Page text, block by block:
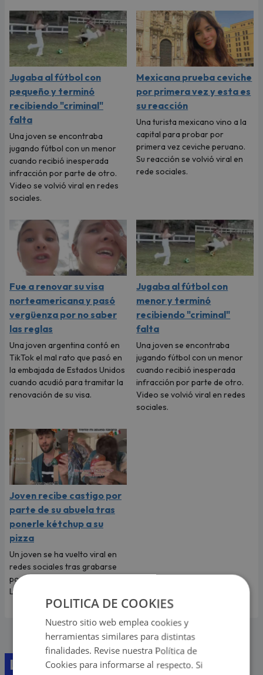
Jugaba al fútbol con
pequeño y terminó
recibiendo "criminal"
falta
Una joven se encontraba
jugando fútbol con un menor
cuando recibió inesperada
infracción por parte de otro.
Video se volvió viral en redes
sociales.
Mexicana prueba ceviche
por primera vez y esta es
su reacción
Una turista mexicano vino a la
capital para probar por
primera vez ceviche peruano.
Su reacción se volvió viral en
rede sociales.
Fue a renovar su visa
norteamericana y pasó
vergüenza por no saber
las reglas
Una joven argentina contó en
TikTok el mal rato que pasó en
la embajada de Estados Unidos
cuando acudió para tramitar la
renovación de su visa.
Jugaba al fútbol con
menor y terminó
recibiendo "criminal"
falta
Una joven se encontraba
jugando fútbol con un menor
cuando recibió inesperada
infracción por parte de otro.
Video se volvió viral en redes
sociales.
Joven recibe castigo por
parte de su abuela tras
ponerle kétchup a su
pizza
Un joven se ha vuelto viral en
redes sociales tras grabarse
poniéndole kétchup a su pizza.
La más indignada fue su abuela.
Lo último
POLITICA DE COOKIES
Nuestro sitio web emplea cookies y
herramientas similares para distintas
finalidades. Revise nuestra Política de
Cookies para informarse al respecto. Si